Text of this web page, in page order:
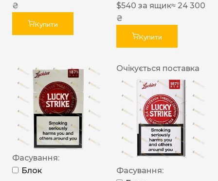
₴
Купити
$540 за ящик≈ 24 300
₴
Купити
Фасування:
Блок
Очікується поставка
Фасування: